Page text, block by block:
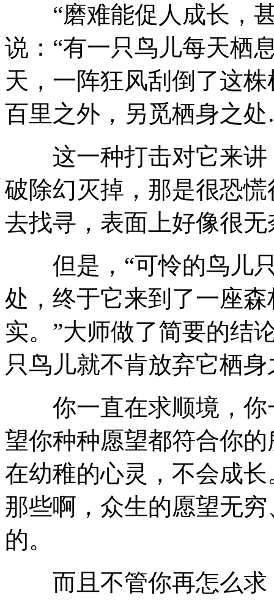
“磨难能促人成长，甚
说：“有一只鸟儿每天栖
天，一阵狂风刮倒了这
百里之外，另觅栖身之
这一种打击对它来讲
破除幻灭掉，那是很恐
去找寻，表面上好像很
但是，“可怜的鸟儿只
处，终于它来到了一座
实。”大师做了简要的结
只鸟儿就不肯放弃它栖
你一直在求顺境，你
望你种种愿望都符合你
在幼稚的心灵，不会成
那些啊，众生的愿望无
的。
而且不管你再怎么求